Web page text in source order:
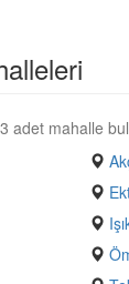
adet mahalle